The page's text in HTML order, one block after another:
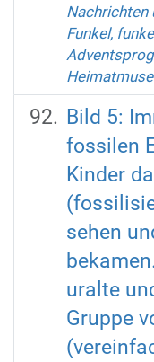
Nachrichten
Funkel,
Bild 5:
fossilen
Kinder
sehen
uralte
Gruppe